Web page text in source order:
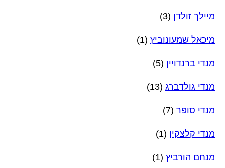
מיילך זולדן (3)
מיכאל שמעונוביץ (1)
מנדי ברנדויין (5)
מנדי גולדברג (13)
מנדי סופר (7)
מנדי קלצקין (1)
מנחם הורביץ (1)